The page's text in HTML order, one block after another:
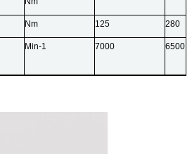
Nm 125 280
Min-1 7000 6500